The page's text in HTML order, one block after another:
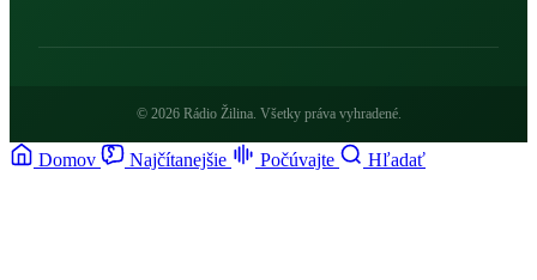
© 2026 Rádio Žilina. Všetky práva vyhradené.
Domov Najčítanejšie Počúvajte Hľadať